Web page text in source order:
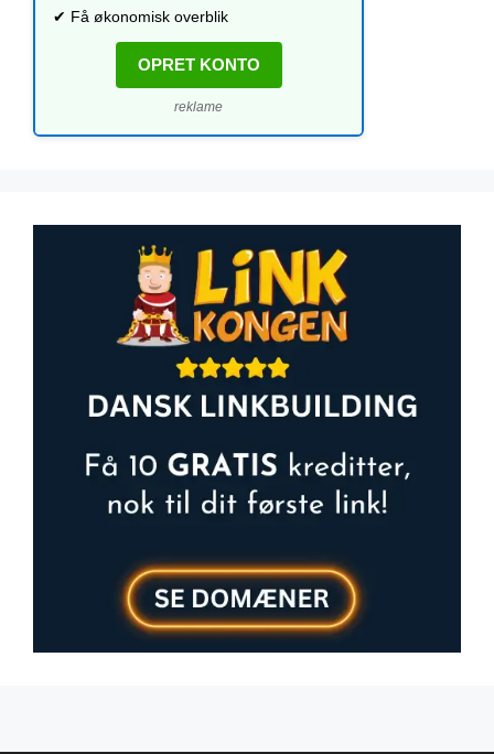
✔ Få økonomisk overblik
OPRET KONTO
reklame